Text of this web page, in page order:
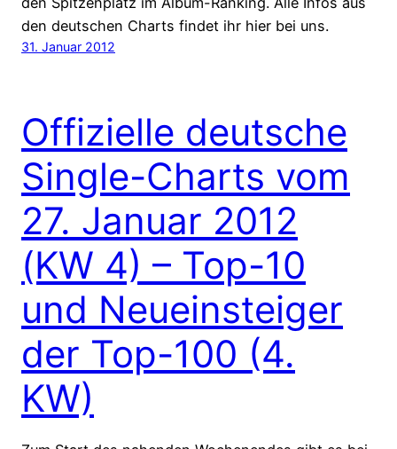
den deutschen Charts findet ihr hier bei uns.
31. Januar 2012
Offizielle deutsche
Single-Charts vom
27. Januar 2012
(KW 4) – Top-10
und Neueinsteiger
der Top-100 (4.
KW)